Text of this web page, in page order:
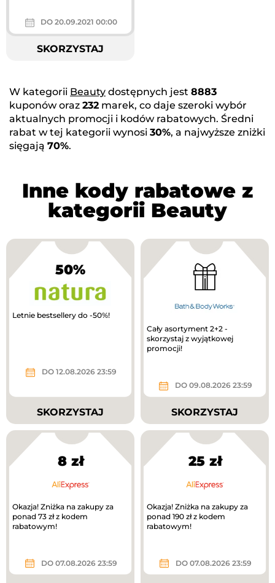
DO 20.09.2021 00:00
SKORZYSTAJ
W kategorii Beauty dostępnych jest 8883
kuponów oraz 232 marek, co daje szeroki wybór
aktualnych promocji i kodów rabatowych. Średni
rabat w tej kategorii wynosi 30%, a najwyższe zniżki
sięgają 70%.
Inne kody rabatowe z
kategorii Beauty
50%
Letnie bestsellery do -50%!
DO 12.08.2026 23:59
SKORZYSTAJ
Cały asortyment 2+2 -
skorzystaj z wyjątkowej
promocji!
DO 09.08.2026 23:59
SKORZYSTAJ
8 zł
Okazja! Zniżka na zakupy za
ponad 73 zł z kodem
rabatowym!
DO 07.08.2026 23:59
25 zł
Okazja! Zniżka na zakupy za
ponad 190 zł z kodem
rabatowym!
DO 07.08.2026 23:59